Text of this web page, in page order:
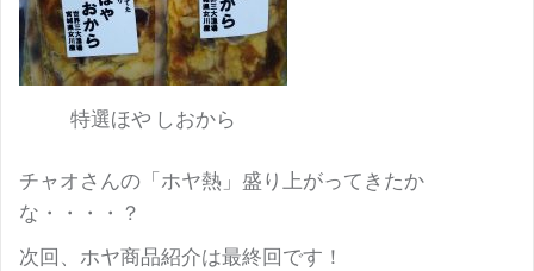
特選ほや しおから
チャオさんの「ホヤ熱」盛り上がってきたか
な・・・・？
次回、ホヤ商品紹介は最終回です！